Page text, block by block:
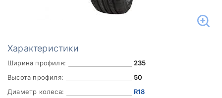
Характеристики
Ширина профиля:
235
Высота профиля:
50
Диаметр колеса:
R18